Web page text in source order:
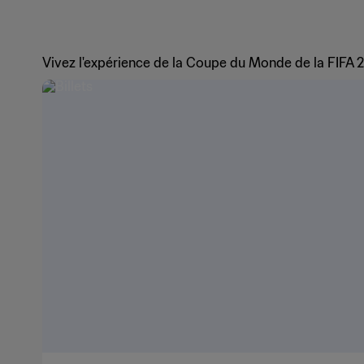
Vivez l'expérience de la Coupe du Monde de la FIFA